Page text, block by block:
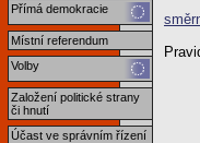
Přímá demokracie
Místní referendum
Volby
Založení politické strany
či hnutí
Účast ve správním řízení